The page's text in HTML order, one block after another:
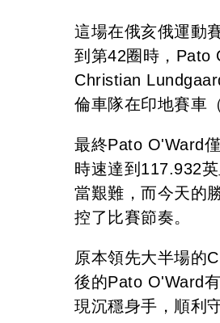
這場在俄亥俄運動
到第42圈時，Pato
Christian
倫車隊在印地賽車
最終Pato O'Ward
時速達到117.932
當艱難，而今天的
控了比賽節奏。
原本領先大半場的
後的Pato O'Ward
現沉穩身手，順利